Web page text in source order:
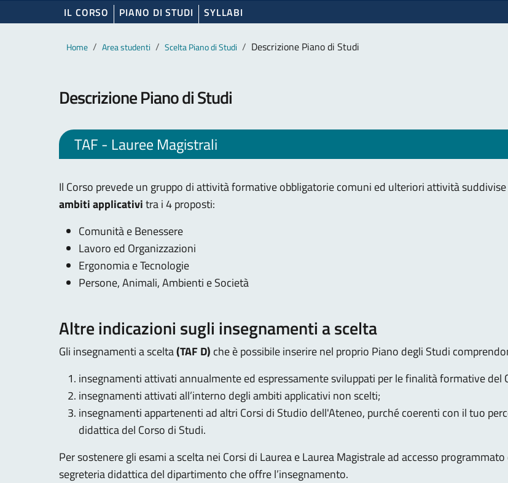
IL CORSO PIANO DI STUDI SYLLABI
Contenuto principale
Breadcrumb
Home Area studenti Scelta Piano di Studi Descrizione Piano di Studi
Descrizione Piano di Studi
TAF - Lauree Magistrali
Il Corso prevede un gruppo di attività formative obbligatorie comuni ed ulteriori attività
ambitiapplicativitra i 4 proposti:
Comunità e Benessere
Lavoro ed Organizzazioni
Ergonomia e Tecnologie
Persone, Animali, Ambienti e Società
Altre indicazioni sugli insegnamenti a scelta
Gli insegnamenti a scelta(TAF D) che è possibile inserire nel proprio Piano degli Studi
insegnamenti attivati annualmente ed espressamente sviluppati per le finalità formative del
insegnamenti attivati all’interno degli ambiti applicativi non scelti;
insegnamenti appartenenti ad altri Corsi di Studio dell'Ateneo, purché coerenti con il tuo
didattica del Corso di Studi.
Per sostenere gli esami a scelta nei Corsi di Laurea e Laurea Magistrale ad accesso
segreteria didattica del dipartimento che offre l’insegnamento.